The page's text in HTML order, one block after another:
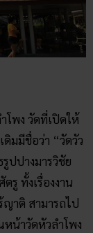
โพง วัดที่เปิดให้
มมีชื่อว่า “วัดวัว
ปปางมารวิชัย
รู ทั้งเรื่องงาน
ญาติ สามารถไป
น้าวัดหัวลำโพง